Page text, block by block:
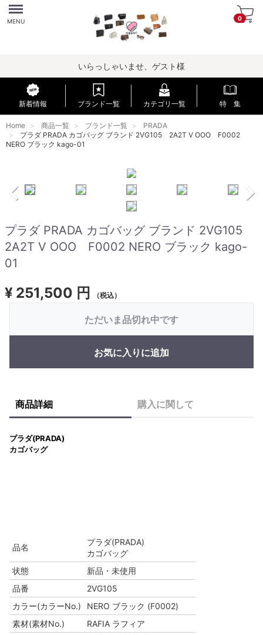
Menu
MENU 0
いらっしゃいませ、ゲスト様
新着情報 ブランド一覧 カテゴリ一覧 特 集
Home 商品一覧 ブランド一覧
PRADA
プラダ PRADA カゴバッグ ブランド 2VG105 2A2T V OOO F0002
NERO ブラック kago-01
プラダ PRADA カゴバッグ ブランド 2VG105
2A2T V OOO F0002 NERO ブラック kago-
01
¥ 251,500 円 （税込）
ただいま品切れ中です
お気に入りに追加
商品詳細 購入に関して
プラダ(PRADA)
カゴバッグ
品名
プラダ(PRADA)
カゴバッグ
状態
新品・未使用
品番
2VG105
カラー(カラーNo.)
NERO ブラック (F0002)
素材(素材No.)
RAFIA ラフィア